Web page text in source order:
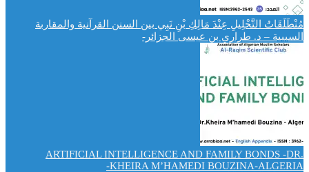
مُنْطَلَقَاتُ التَّحْلِيلِ عِنْدَ مَالِكِ بْنِ نَبِي بين السنن القرآنية والمقاربة
السببية – د. طراري بن عيسى الجزائر-
ARTIFICIAL INTELLIGENCE AND FAMILY BONDS -DR.
KHEIRA M’HAMEDI BOUZINA-ALGERIA-